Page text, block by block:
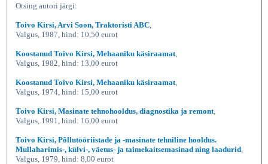
Otsing autori järgi:
Toivo Kirsi, Arvi Soon, Traktoristi ABC
Valgus, 1987, hind: 10,50 eurot
Koostanud Toivo Kirsi, Mehaaniku käsiraamat
Valgus, 1982, hind: 13,00 eurot
Koostanud Toivo Kirsi, Mehaaniku käsiraamat
Valgus, 1974, hind: 15,00 eurot
Toivo Kirsi, Masinate tehnohooldus, diagnostika ja remont
Valgus, 1991, hind: 16,00 eurot
Toivo Kirsi, Põllutööriistade ja -masinate tehniline hooldus.
Mullaharimis-, külvi-, väetus- ja taimekaitsemasinad ning laadurid
Valgus, 1979, hind: 8,00 eurot